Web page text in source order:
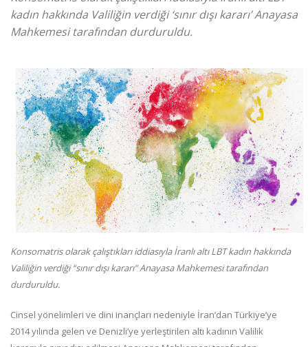
kadın hakkında Valiliğin verdiği ‘sınır dışı kararı’ Anayasa
Mahkemesi tarafından durduruldu.
Konsomatris olarak çalıştıkları iddiasıyla İranlı altı LBT kadın hakkında
Valiliğin verdiği “sınır dışı kararı” Anayasa Mahkemesi tarafından
durduruldu.
Cinsel yönelimleri ve dini inançları nedeniyle İran’dan Türkiye’ye
2014 yılında gelen ve Denizli’ye yerleştirilen altı kadının Valilik